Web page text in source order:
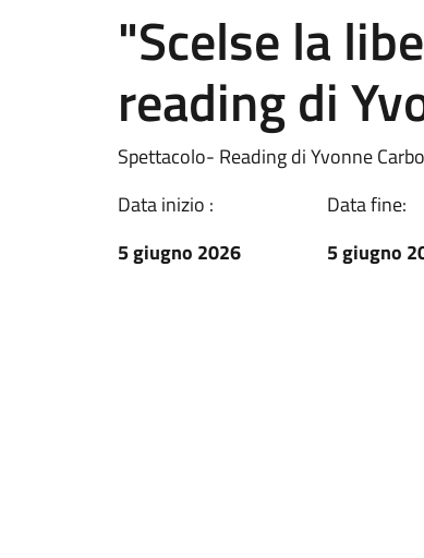
"Scelse la
reading di
Spettacolo- Reading di Yvonne
Data inizio :
5 giugno 2026
Data fine:
5 giugno